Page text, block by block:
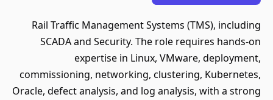
Rail Traffic Management Systems (TMS), including
SCADA and Security. The role requires hands-on
expertise in Linux, VMware, deployment,
commissioning, networking, clustering, Kubernetes,
Oracle, defect analysis, and log analysis, with a strong